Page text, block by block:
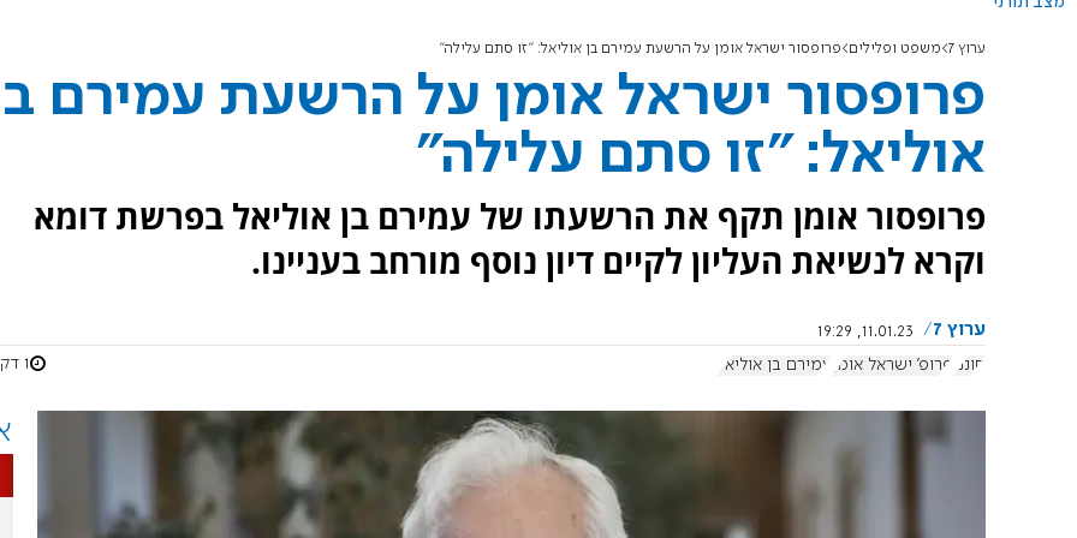
ערוץ 7 משפט ופלילים פרופסור ישראל אומן על הרשעת עמירם בן אוליאל: "זו סתם עלילה"
פרופסור ישראל אומן על הרשעת עמירם
אוליאל: "זו סתם עלילה"
פרופסור אומן תקף את הרשעתו של עמירם בן אוליאל בפרשת דומא
וקרא לנשיאת העליון לקיים דיון נוסף מורחב בעניינו.
ערוץ 7
11.01.23, 19:29
חוננו פרופ' ישראל אומן עמירם בן אוליאל 1 דקות